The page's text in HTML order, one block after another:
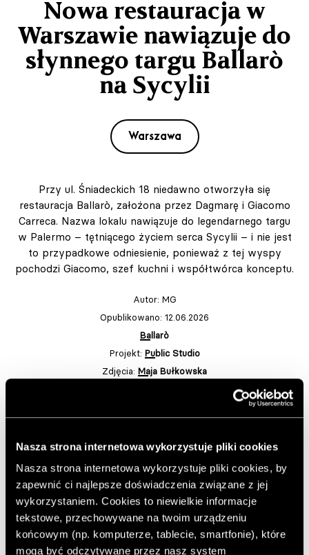
Nasza strona internetowa wykorzystuje pliki cookies
Nasza strona internetowa wykorzystuje pliki cookies, by
zapewnić ci najlepsze doświadczenia związane z jej
wykorzystaniem. Cookies to niewielkie informacje
tekstowe, przechowywane na twoim urządzeniu
końcowym (np. komputerze, tablecie, smartfonie), które
mogą być odczytywane przez nasz system
Nowa restauracja w
Warszawie nawiązuje do
słynnego targu Ballarò
na Sycylii
Warszawa
Przy ul. Śniadeckich 18 niedawno otworzyła się
restauracja Ballarò, założona przez Dagmarę i Giacomo
Carreca. Nazwa lokalu nawiązuje do legendarnego targu
w Palermo – tętniącego życiem serca Sycylii – i nie jest
to przypadkowe odniesienie, ponieważ z tej wyspy
pochodzi Giacomo, szef kuchni i współtwórca konceptu.
Autor: MG
Opublikowano: 12.06.2026
Ballarò
Projekt: Public Studio
Zdjęcia: Maja Bułkowska
Wykonanie elementów warsztatowych: Rear Subject
Dodaj do ulubionych artykułów
Ballarò określa się jako miejscefire-driven,wine-focused
andfine bistrot. Za tymi trzema hasłami kryje się
narracja, w której kuchnia, wino i atmosfera pozostają w
równowadze.Fire-drivennie oznacza, że wszystko jest
grillowane, lecz że ogień jest tu jednym z narzędzi
budowania smaku. Pozwala nadać głębię, kontrast i